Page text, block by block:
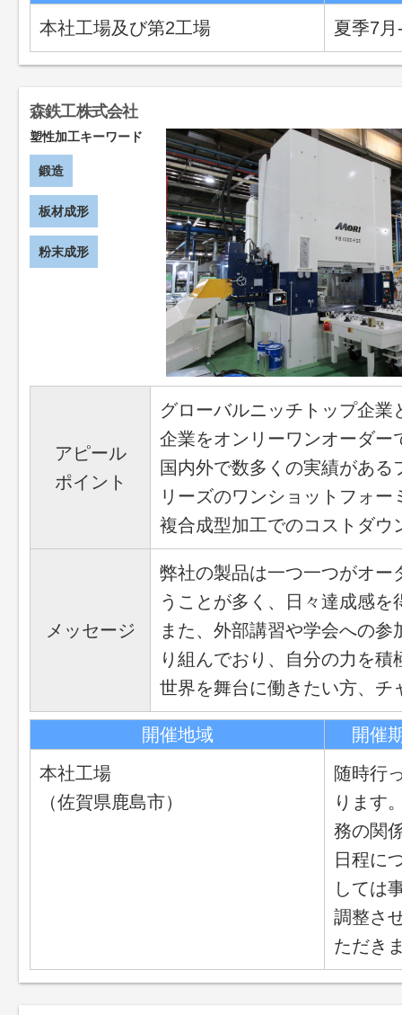
本社工場及び第2工場
夏季7月
森鉄工株式会社
塑性加工キーワード
鍛造
板材成形
粉末成形
アピール
ポイント
グローバルニッチトップ企
企業をオンリーワンオーダー
国内外で数多くの実績があ
リーズのワンショットフォ
複合成型加工でのコストダ
メッセージ
弊社の製品は一つ一つがオ
うことが多く、日々達成感を
また、外部講習や学会への
り組んでおり、自分の力を
世界を舞台に働きたい方、
開催地域
開催
本社工場
（佐賀県鹿島市）
随時行
ります
務の関
日程に
しては
調整さ
ただき